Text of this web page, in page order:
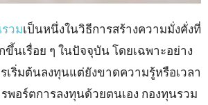
วมเป็นหนึ่งในวิธีการสร้างความมั่งคั่งที่
นเรื่อย ๆ ในปัจจุบัน โดยเฉพาะอย่าง
เริ่มต้นลงทุนแต่ยังขาดความรู้หรือเวลา
พอร์ตการลงทุนด้วยตนเอง กองทุนรวม